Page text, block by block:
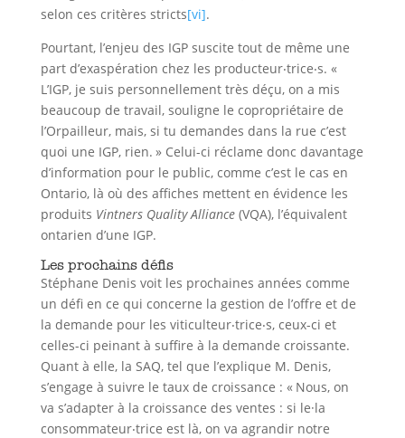
selon ces critères stricts[vi].
Pourtant, l’enjeu des IGP suscite tout de même une
part d’exaspération chez les producteur‧trice‧s. «
L’IGP, je suis personnellement très déçu, on a mis
beaucoup de travail, souligne le copropriétaire de
l’Orpailleur, mais, si tu demandes dans la rue c’est
quoi une IGP, rien. » Celui-ci réclame donc davantage
d’information pour le public, comme c’est le cas en
Ontario, là où des affiches mettent en évidence les
produits Vintners Quality Alliance(VQA), l’équivalent
ontarien d’une IGP.
Les prochains défis
Stéphane Denis voit les prochaines années comme
un défi en ce qui concerne la gestion de l’offre et de
la demande pour les viticulteur‧trice‧s, ceux-ci et
celles-ci peinant à suffire à la demande croissante.
Quant à elle, la SAQ, tel que l’explique M. Denis,
s’engage à suivre le taux de croissance : « Nous, on
va s’adapter à la croissance des ventes : si le·la
consommateur‧trice est là, on va agrandir notre